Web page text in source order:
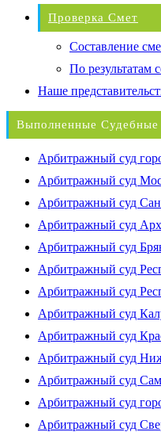
Проверка Смет
Составление
По результатам
Наше
Выполненные Судебные
Арбитражный суд
Арбитражный суд
Арбитражный суд
Арбитражный суд
Арбитражный суд
Арбитражный суд
Арбитражный суд
Арбитражный суд
Арбитражный суд
Арбитражный суд
Арбитражный суд
Арбитражный суд
Арбитражный суд